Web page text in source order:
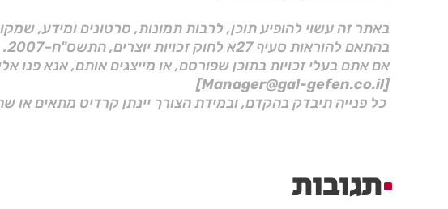
באתר זה עשוי להופיע תוכן, לרבות תמונות, סרטונים ומידע,
בהתאם להוראות סעיף 27א לחוק זכויות יוצרים, התשס"ח–2007.
אם אתם בעלי זכויות בתוכן שפורסם, או מייצגים אותם, אנא פנו
[Manager@gal-gefen.co.il]
כל פנייה תיבדק בהקדם, ובמידת הצורך יינתן קרדיט מתאים או
תגובות